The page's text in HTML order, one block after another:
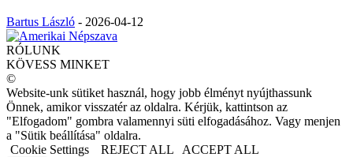
Bartus László - 2026-04-12
RÓLUNK
KÖVESS MINKET
©
Website-unk sütiket használ, hogy jobb élményt nyújthassunk
Önnek, amikor visszatér az oldalra. Kérjük, kattintson az
"Elfogadom" gombra valamennyi süti elfogadásához. Vagy menjen
a "Sütik beállítása" oldalra.
Cookie Settings
REJECT ALL ACCEPT ALL